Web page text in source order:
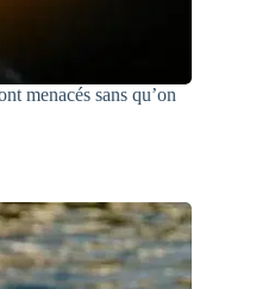
menacés sans qu’on